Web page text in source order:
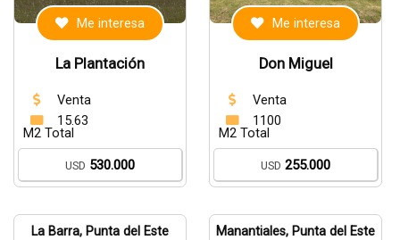
Me interesa
La Plantación
Venta
15.63
M2 Total
USD 530.000
Me interesa
Don Miguel
Venta
1100
M2 Total
USD 255.000
La Barra, Punta del Este Manantiales, Punta del Este